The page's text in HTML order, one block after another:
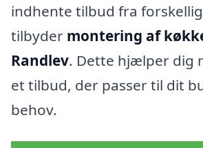
indhente tilbud fra
tilbyder montering af
Randlev. Dette hjælper dig
et tilbud, der passer til dit
behov.